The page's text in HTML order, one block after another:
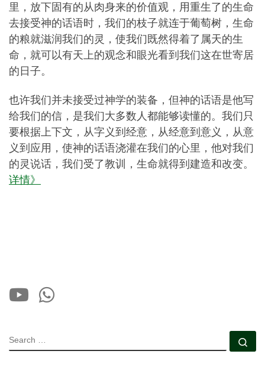
里，放下固有的从肉身来的价值观，用重生了的生命
去接受神的话语时，我们的枝子就连于葡萄树，生命
的粮就滋润我们的灵，使我们既然得着了属天的生
命，就可以有天上的观念和眼光看到我们这在世寄居
的日子。
也许我们并未接受过神学的装备，但神的话语是他写
给我们的信，是我们大多数人都能够读懂的。我们只
要根据上下文，从字义到经意，从经意到意义，从意
义到应用，使神的话语浇灌在我们的心里，他对我们
的灵说话，我们受了教训，生命就得到建造和改变。
详情》
SEARCH